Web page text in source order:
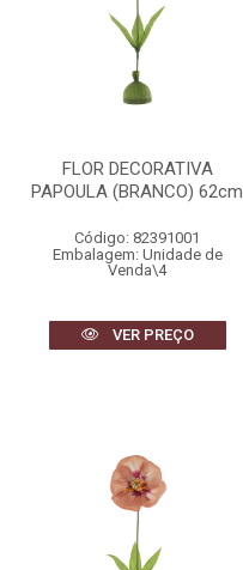
FLOR DECORATIVA
PAPOULA (BRANCO) 62cm
Código: 82391001
Embalagem: Unidade de
Venda\4
VER PREÇO